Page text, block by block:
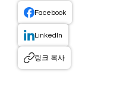
Facebook
LinkedIn
링크 복사